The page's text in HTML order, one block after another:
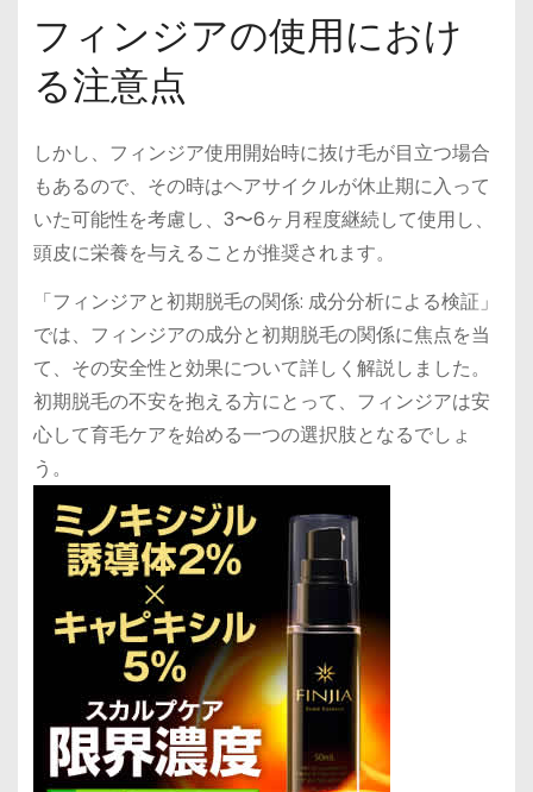
フィンジアの使用におけ
る注意点
しかし、フィンジア使用開始時に抜け毛が目立つ場合
もあるので、その時はヘアサイクルが休止期に入って
いた可能性を考慮し、3〜6ヶ月程度継続して使用し、
頭皮に栄養を与えることが推奨されます。
「フィンジアと初期脱毛の関係: 成分分析による検証」
では、フィンジアの成分と初期脱毛の関係に焦点を当
て、その安全性と効果について詳しく解説しました。
初期脱毛の不安を抱える方にとって、フィンジアは安
心して育毛ケアを始める一つの選択肢となるでしょ
う。